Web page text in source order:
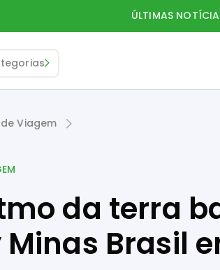
ÚLTIMAS
Viagem
da terra
Minas Brasil